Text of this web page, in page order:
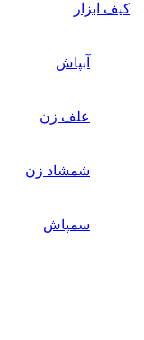
کیف ابزار
آبپاش
علف زن
شمشاد زن
سمپاش